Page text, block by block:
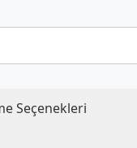
Seçenekleri